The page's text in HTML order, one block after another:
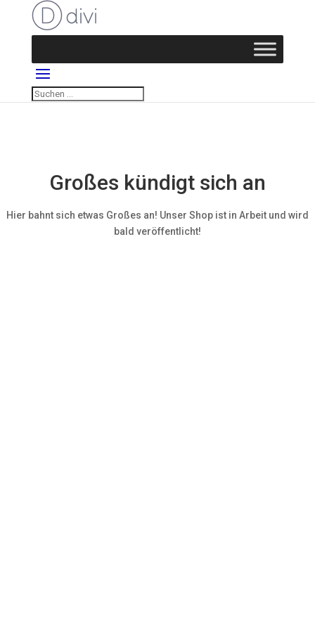
Großes kündigt sich an
Hier bahnt sich etwas Großes an! Unser Shop ist in Arbeit und wird
bald veröffentlicht!